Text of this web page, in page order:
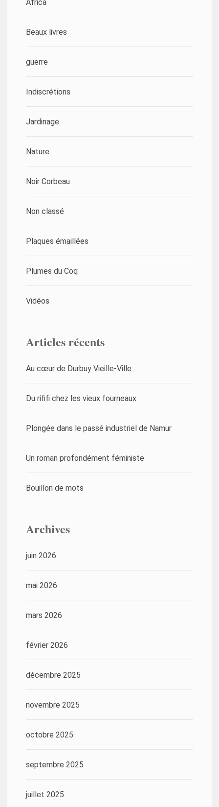
Africa
Beaux livres
guerre
Indiscrétions
Jardinage
Nature
Noir Corbeau
Non classé
Plaques émaillées
Plumes du Coq
Vidéos
Articles récents
Au cœur de Durbuy Vieille-Ville
Du rififi chez les vieux fourneaux
Plongée dans le passé industriel de Namur
Un roman profondément féministe
Bouillon de mots
Archives
juin 2026
mai 2026
mars 2026
février 2026
décembre 2025
novembre 2025
octobre 2025
septembre 2025
juillet 2025